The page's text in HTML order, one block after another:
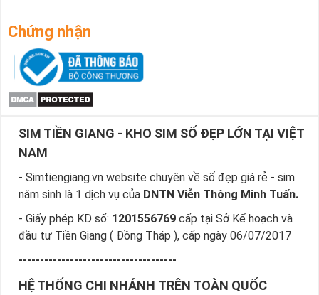
Chứng nhận
SIM TIỀN GIANG - KHO SIM SỐ ĐẸP LỚN TẠI VIỆT
NAM
- Simtiengiang.vn website chuyên về số đẹp giá rẻ - sim
năm sinh là 1 dịch vụ của DNTN Viễn Thông Minh Tuấn.
- Giấy phép KD số: 1201556769 cấp tại Sở Kế hoạch và
đầu tư Tiền Giang ( Đồng Tháp ), cấp ngày 06/07/2017
-------------------------------------
HỆ THỐNG CHI NHÁNH TRÊN TOÀN QUỐC